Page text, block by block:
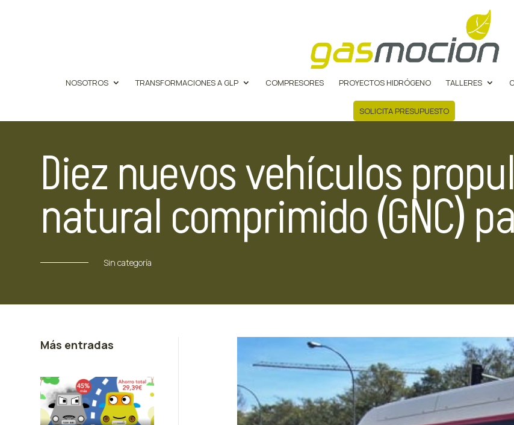
NOSOTROS TRANSFORMACIONES A GLP COMPRESORES PROYECTOS HIDRÓGENO TALLERES
SOLICITA PRESUPUESTO
Diez nuevos vehículos
natural comprimido (GNC)
Sin categoría
Más entradas